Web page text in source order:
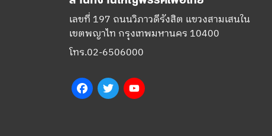
เลขที่ 197 ถนนวิภาวดีรังสิต แขวงสามเสนใน
เขตพญาไท กรุงเทพมหานคร 10400
โทร.02-6506000
FacebookTwitter